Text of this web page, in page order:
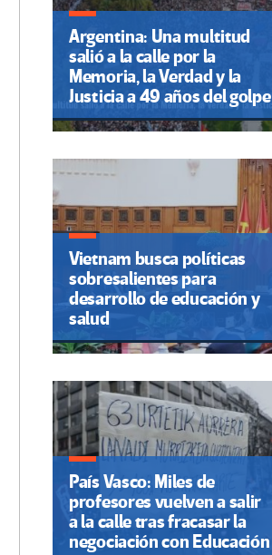
Argentina: Una multitud
salió a la calle por la
Memoria, la Verdad y la
Justicia a 49 años del golpe
Vietnam busca políticas
sobresalientes para
desarrollo de educación y
salud
País Vasco: Miles de
profesores vuelven a salir
a la calle tras fracasar la
negociación con Educación